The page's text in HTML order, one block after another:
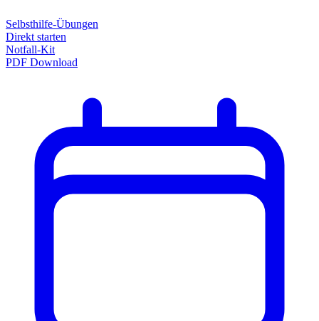
Selbsthilfe-Übungen
Direkt starten
Notfall-Kit
PDF Download